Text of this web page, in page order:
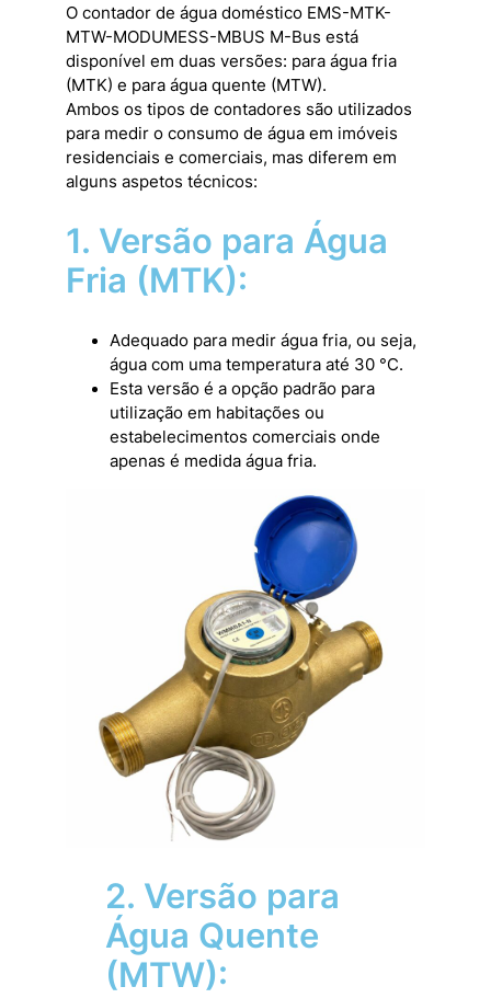
O contador de água doméstico EMS-MTK-
MTW-MODUMESS-MBUS M-Bus está
disponível em duas versões: para água fria
(MTK) e para água quente (MTW).
Ambos os tipos de contadores são utilizados
para medir o consumo de água em imóveis
residenciais e comerciais, mas diferem em
alguns aspetos técnicos:
1. Versão para Água
Fria (MTK):
Adequado para medir água fria, ou seja,
água com uma temperatura até 30 °C.
Esta versão é a opção padrão para
utilização em habitações ou
estabelecimentos comerciais onde
apenas é medida água fria.
2. Versão para
Água Quente
(MTW):